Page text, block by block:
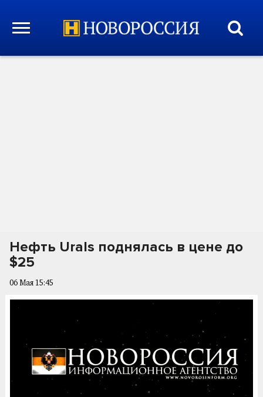
Нефть Urals поднялась в цене до
$25
06 Мая 15:45